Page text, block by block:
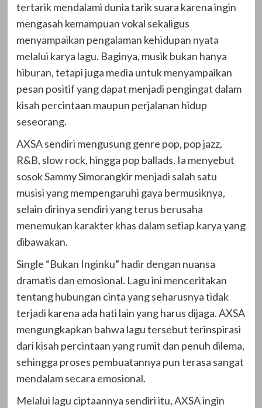
tertarik mendalami dunia tarik suara karena ingin
mengasah kemampuan vokal sekaligus
menyampaikan pengalaman kehidupan nyata
melalui karya lagu. Baginya, musik bukan hanya
hiburan, tetapi juga media untuk menyampaikan
pesan positif yang dapat menjadi pengingat dalam
kisah percintaan maupun perjalanan hidup
seseorang.
AXSA sendiri mengusung genre pop, pop jazz,
R&B, slow rock, hingga pop ballads. Ia menyebut
sosok Sammy Simorangkir menjadi salah satu
musisi yang mempengaruhi gaya bermusiknya,
selain dirinya sendiri yang terus berusaha
menemukan karakter khas dalam setiap karya yang
dibawakan.
Single “Bukan Inginku” hadir dengan nuansa
dramatis dan emosional. Lagu ini menceritakan
tentang hubungan cinta yang seharusnya tidak
terjadi karena ada hati lain yang harus dijaga. AXSA
mengungkapkan bahwa lagu tersebut terinspirasi
dari kisah percintaan yang rumit dan penuh dilema,
sehingga proses pembuatannya pun terasa sangat
mendalam secara emosional.
Melalui lagu ciptaannya sendiri itu, AXSA ingin